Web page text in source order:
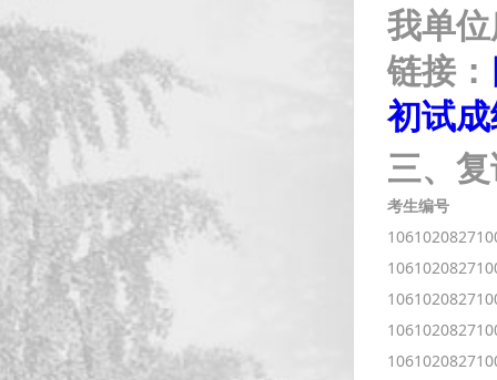
我单
链接：
初试
三、
考生编号